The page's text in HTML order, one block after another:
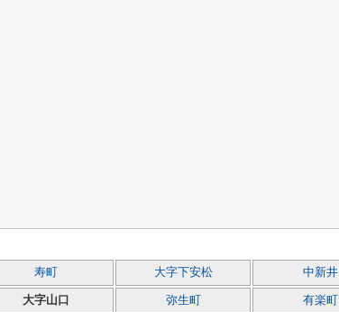
寿町 大字下安松 中新井
大字山口 弥生町 有楽町